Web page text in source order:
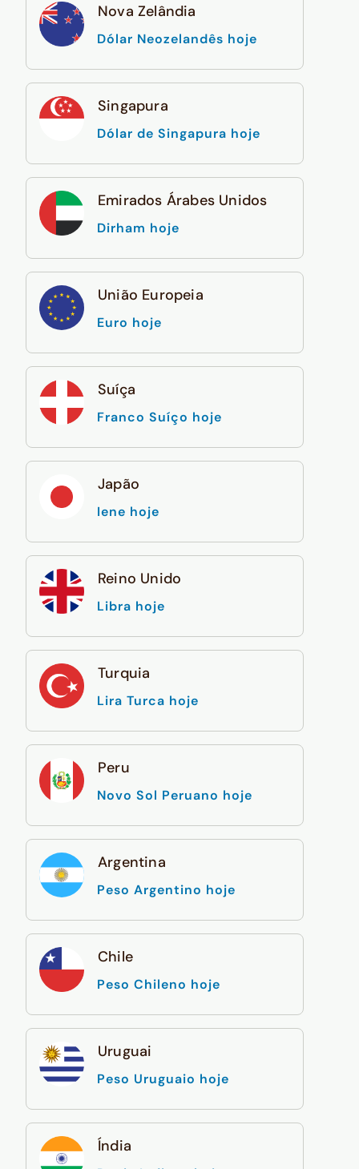
Nova Zelândia
Dólar Neozelandês hoje
Singapura
Dólar de Singapura hoje
Emirados Árabes Unidos
Dirham hoje
União Europeia
Euro hoje
Suíça
Franco Suíço hoje
Japão
Iene hoje
Reino Unido
Libra hoje
Turquia
Lira Turca hoje
Peru
Novo Sol Peruano hoje
Argentina
Peso Argentino hoje
Chile
Peso Chileno hoje
Uruguai
Peso Uruguaio hoje
Índia